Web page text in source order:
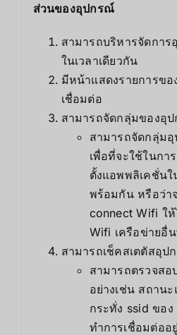
ส่วนของอุปกรณ์
สามารถบริหารจัดการ
ในเวลาเดียวกัน
มีหน้าแสดงรายการข
เชื่อมต่อ
สามารถจัดกลุ่มของอุ
สามารถจัดกลุ่ม
เพื่อที่จะใช้ในกา
ตั้งแอพพลิเคชั่นใ
พร้อมกัน หรือว่า
connect Wifi ใ
Wifi เครือข่ายอื่
สามารถเช็คสเตตัสอุป
สามารถตรวจส
อย่างเช่น สถาน
กระทั่ง ssid ขอ
ทำการเชื่อมต่อ